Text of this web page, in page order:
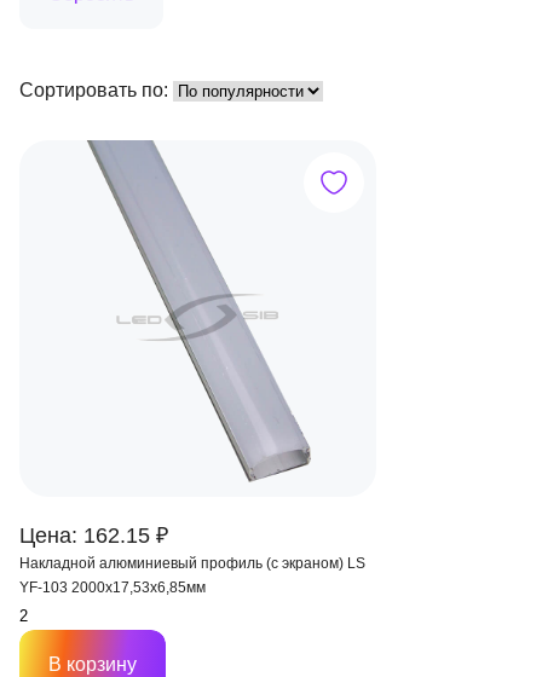
Сортировать по:
Цена: 162.15 ₽
Накладной алюминиевый профиль (с экраном) LS
YF-103 2000х17,53х6,85мм
В корзину